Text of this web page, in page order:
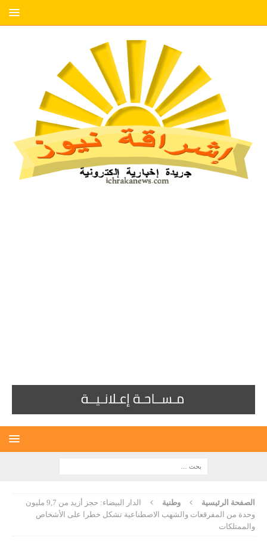
الصفحة الرئيسية وطنية
الدار البيضاء: حجز أزيد من 9,7 مليون
وحدة من المفرقعات والشهب الاصطناعية تشكل خطرا على الأشخاص
والممتلكات